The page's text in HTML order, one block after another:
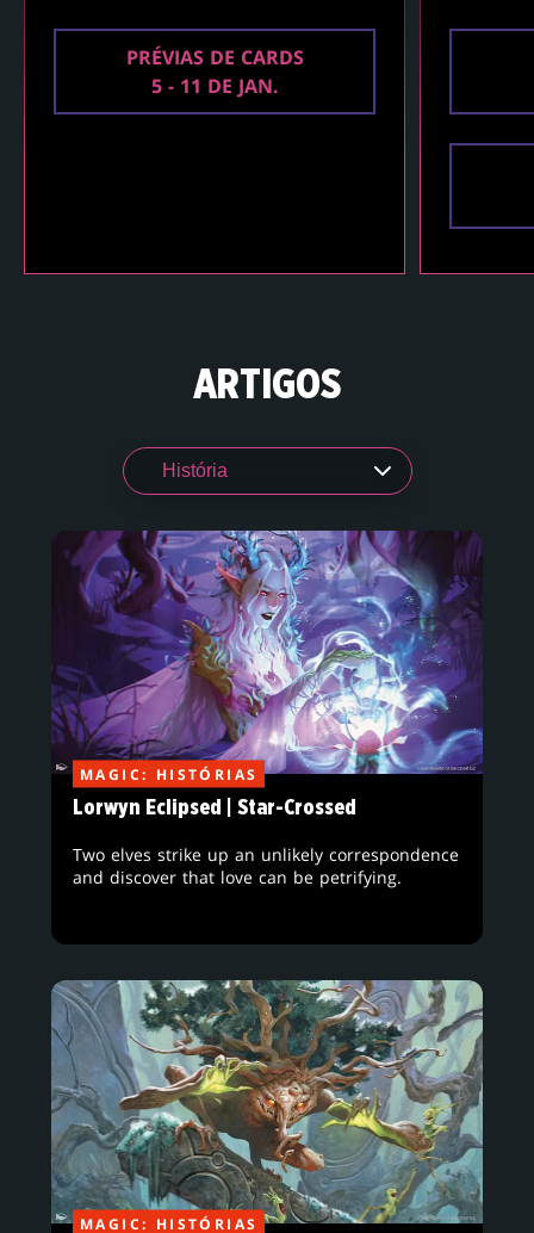
PRÉVIAS DE CARDS
5 - 11 DE JAN.
ARTIGOS
MAGIC: HISTÓRIAS
Lorwyn Eclipsed | Star-Crossed
Two elves strike up an unlikely correspondence
and discover that love can be petrifying.
MAGIC: HISTÓRIAS